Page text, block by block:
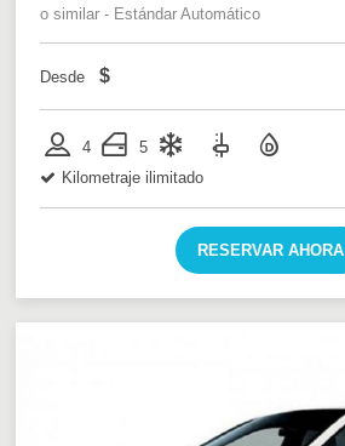
o similar - Estándar Automático
Desde $
4
5
Kilometraje ilimitado
RESERVAR AHORA